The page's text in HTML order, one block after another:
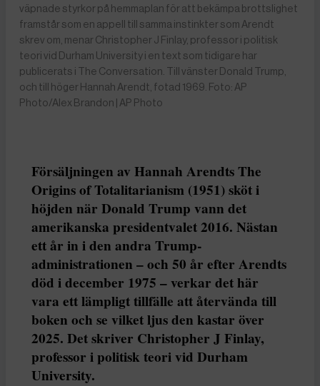
väpnade styrkor på hemmaplan för att bekämpa brottslighet
framstår som en appell till samma instinkter som Arendt
skrev om, menar Christopher J Finlay, professor i politisk
teori vid Durham University i en text som tidigare har
publicerats i The Conversation. Till vänster Donald Trump,
och till höger Hannah Arendt, fotad 1969. Foto: AP
Photo/Alex Brandon | AP Photo
Försäljningen av Hannah Arendts The
Origins of Totalitarianism (1951) sköt i
höjden när Donald Trump vann det
amerikanska presidentvalet 2016. Nästan
ett år in i den andra Trump-
administrationen – och 50 år efter Arendts
död i december 1975 – verkar det här
vara ett lämpligt tillfälle att återvända till
boken och se vilket ljus den kastar över
2025. Det skriver Christopher J Finlay,
professor i politisk teori vid Durham
University.